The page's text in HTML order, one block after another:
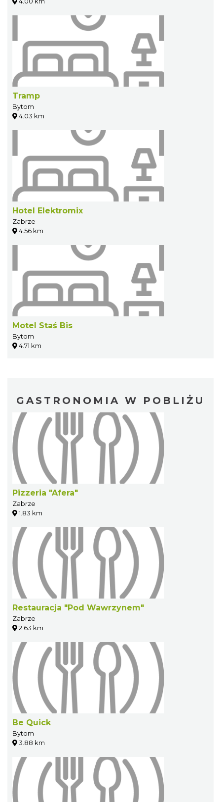
Tramp
Bytom
4.03 km
Hotel Elektromix
Zabrze
4.56 km
Motel Staś Bis
Bytom
4.71 km
GASTRONOMIA W POBLIŻU
Pizzeria "Afera"
Zabrze
1.83 km
Restauracja "Pod Wawrzynem"
Zabrze
2.63 km
Be Quick
Bytom
3.88 km